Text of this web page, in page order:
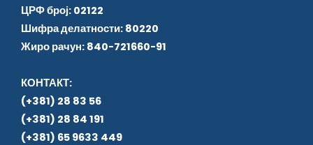
ЦРФ број: 02122
Шифра делатности: 80220
Жиро рачун: 840-721660-91
КОНТАКТ:
(+381) 28 83 56
(+381) 28 84 191
(+381) 65 9633 449